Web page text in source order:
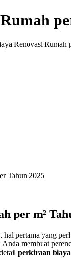
Renovasi Rumah
per m²
hal pertama yang
membuat
perkiraan